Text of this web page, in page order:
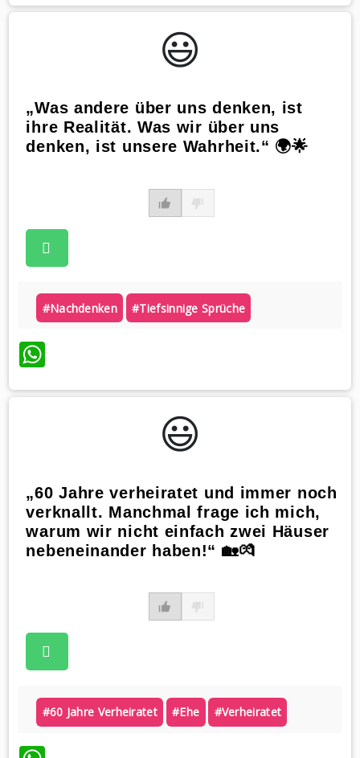
😃️
„Was andere über uns denken, ist
ihre Realität. Was wir über uns
denken, ist unsere Wahrheit.“ 🌍🌟
#nachdenken #tiefsinnige Sprüche
WhatsApp
😃️
„60 Jahre verheiratet und immer noch
verknallt. Manchmal frage ich mich,
warum wir nicht einfach zwei Häuser
nebeneinander haben!“ 🏡💏
#60 Jahre Verheiratet #ehe #verheiratet